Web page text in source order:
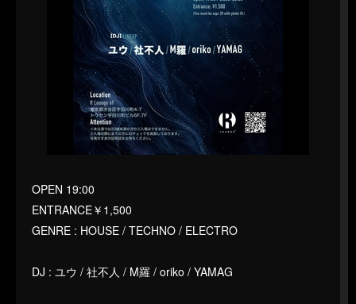
OPEN 19:00
ENTRANCE￥1,500
GENRE : HOUSE / TECHNO / ELECTRO
DJ : ユウ / 社不人 / M羅 / oriko / YAMAG